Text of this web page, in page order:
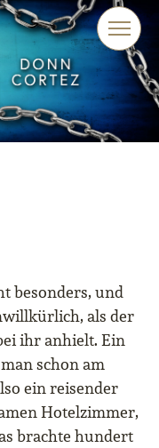
besonders, und
als der
ihr anhielt. Ein
schon am
ein reisender
Hotelzimmer,
brachte hundert